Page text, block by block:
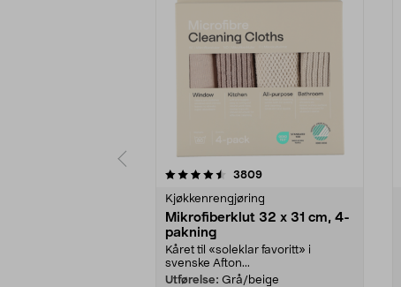
3809anmeldelser
Kjøkkenrengjøring
Mikrofiberklut 32 x 31 cm, 4-
pakning
Kåret til «soleklar favoritt» i
svenske Afton...
Utførelse: Grå/beige
4.5av 5 stjerner